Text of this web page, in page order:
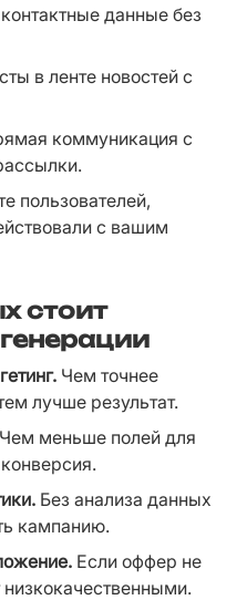
данные без
в ленте новостей с
коммуникация с
пользователей,
с вашим
стоит
Чем точнее
лучше результат.
Чем меньше полей для
Без анализа данных
кампанию.
Если оффер не